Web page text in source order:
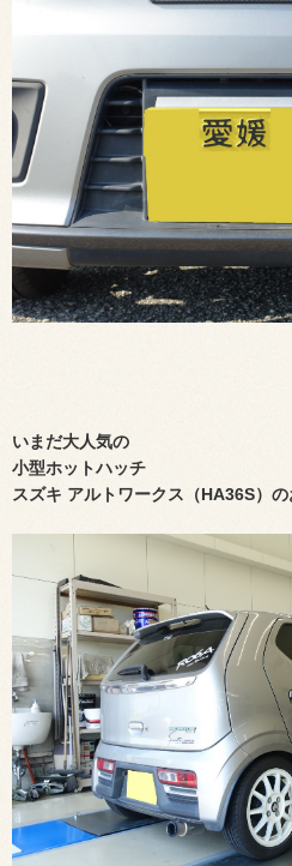
いまだ大人気の
小型ホットハッチ
スズキ アルトワークス（HA36S）の